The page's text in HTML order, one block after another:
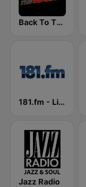
Back To The 80's Radio
181.fm - Lite 90's
Jazz Radio